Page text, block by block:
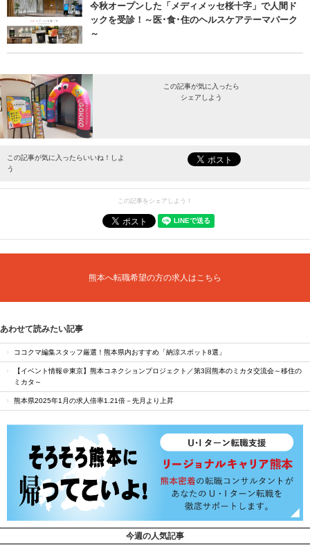
今秋オープンした「メディメッセ桜十字」で人間ド
ックを受診！～医･食･住のヘルスケアテーマパーク
～
この記事が気に入ったら
シェアしよう
最新情報をお届けします。
この記事が気に入ったらいいね！しよ
う
この記事をシェアしよう！
熊本へ転職希望の方の求人はこちら
あわせて読みたい記事
ココクマ編集スタッフ厳選！熊本県内おすすめ「納涼スポット8選」
【イベント情報＠東京】熊本コネクションプロジェクト／第3回熊本のミカタ交流会～移住の
ミカタ～
熊本県2025年1月の求人倍率1.21倍－先月より上昇
今週の人気記事